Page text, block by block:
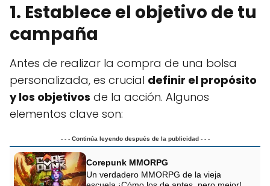
1. Establece el objetivo de tu
campaña
Antes de realizar la compra de una bolsa
personalizada, es crucial definir el propósito
y los objetivos de la acción. Algunos
elementos clave son:
- - - Continúa leyendo después de la publicidad - - -
Corepunk MMORPG
Un verdadero MMORPG de la vieja